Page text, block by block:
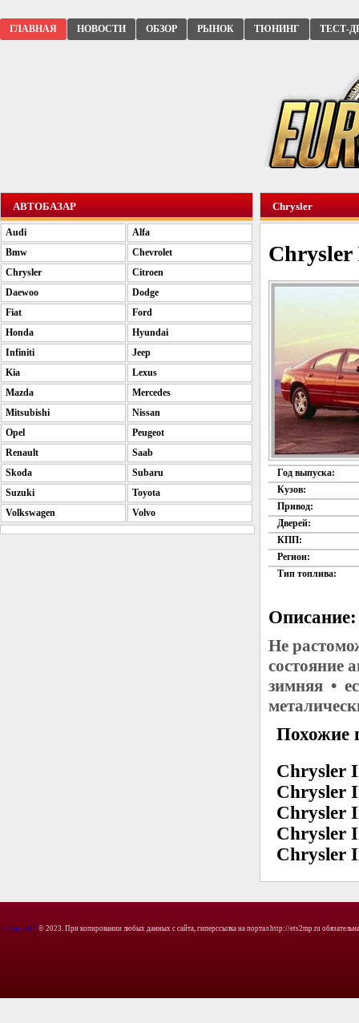
ГЛАВНАЯ НОВОСТИ ОБЗОР РЫНОК ТЮНИНГ ТЕСТ-
Chrysler
Chrysler
Год выпуска:
Кузов:
Привод:
Дверей:
КПП:
Регион:
Тип топлива:
Описание:
Не
состояние
зимняя •
Похожие
Chrysler
Chrysler
Chrysler
Chrysler
Chrysler
АВТОБАЗАР
Audi
Alfa
Bmw
Chevrolet
Chrysler
Citroen
Daewoo
Dodge
Fiat
Ford
Honda
Hyundai
Infiniti
Jeep
Kia
Lexus
Mazda
Mercedes
Mitsubishi
Nissan
Opel
Peugeot
Renault
Saab
Skoda
Subaru
Suzuki
Toyota
Volkswagen
Volvo
Copyright © 2023. При копировании любых данных с сайта, гиперссылка на портал http://ets2mp.ru